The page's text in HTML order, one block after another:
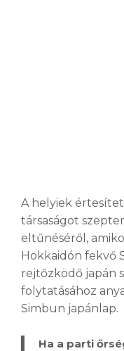
A helyiek
társaságot
eltűnéséről,
Hokkaidón fekvő
rejtőzködő japán
folytatásához
Simbun japánlap.
Ha a parti